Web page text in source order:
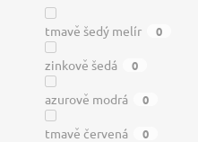
tmavě šedý melír 0
zinkově šedá 0
azurově modrá 0
tmavě červená 0